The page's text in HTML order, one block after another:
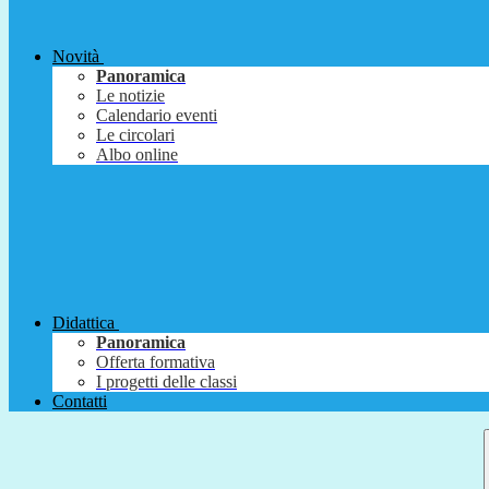
Novità
Panoramica
Le notizie
Calendario eventi
Le circolari
Albo online
Didattica
Panoramica
Offerta formativa
I progetti delle classi
Contatti